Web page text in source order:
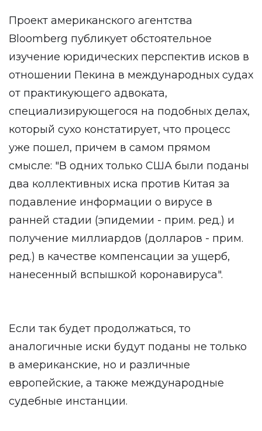
Проект американского агентства
Bloomberg публикует обстоятельное
изучение юридических перспектив исков в
отношении Пекина в международных судах
от практикующего адвоката,
специализирующегося на подобных делах,
который сухо констатирует, что процесс
уже пошел, причем в самом прямом
смысле: "В одних только США были поданы
два коллективных иска против Китая за
подавление информации о вирусе в
ранней стадии (эпидемии - прим. ред.) и
получение миллиардов (долларов - прим.
ред.) в качестве компенсации за ущерб,
нанесенный вспышкой коронавируса".
Если так будет продолжаться, то
аналогичные иски будут поданы не только
в американские, но и различные
европейские, а также международные
судебные инстанции.